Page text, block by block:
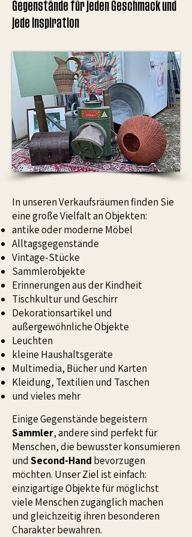
Gegenstände für jeden Geschmack und
jede Inspiration
In unseren Verkaufsräumen finden Sie
eine große Vielfalt an Objekten:
antike oder moderne Möbel
Alltagsgegenstände
Vintage-Stücke
Sammlerobjekte
Erinnerungen aus der Kindheit
Tischkultur und Geschirr
Dekorationsartikel und
außergewöhnliche Objekte
Leuchten
kleine Haushaltsgeräte
Multimedia, Bücher und Karten
Kleidung, Textilien und Taschen
und vieles mehr
Einige Gegenstände begeistern
Sammler, andere sind perfekt für
Menschen, die bewusster konsumieren
und Second-Hand bevorzugen
möchten. Unser Ziel ist einfach:
einzigartige Objekte für möglichst
viele Menschen zugänglich machen
und gleichzeitig ihren besonderen
Charakter bewahren.